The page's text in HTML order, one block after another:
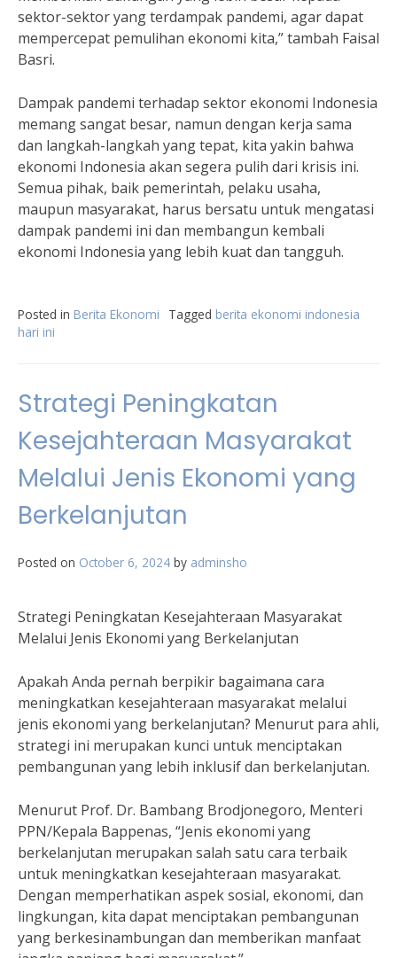
sektor-sektor yang terdampak pandemi, agar dapat
mempercepat pemulihan ekonomi kita,” tambah Faisal
Basri.
Dampak pandemi terhadap sektor ekonomi Indonesia
memang sangat besar, namun dengan kerja sama
dan langkah-langkah yang tepat, kita yakin bahwa
ekonomi Indonesia akan segera pulih dari krisis ini.
Semua pihak, baik pemerintah, pelaku usaha,
maupun masyarakat, harus bersatu untuk mengatasi
dampak pandemi ini dan membangun kembali
ekonomi Indonesia yang lebih kuat dan tangguh.
Posted in Berita Ekonomi Tagged berita ekonomi indonesia
hari ini
Strategi Peningkatan
Kesejahteraan Masyarakat
Melalui Jenis Ekonomi yang
Berkelanjutan
Posted on October 6, 2024 by adminsho
Strategi Peningkatan Kesejahteraan Masyarakat
Melalui Jenis Ekonomi yang Berkelanjutan
Apakah Anda pernah berpikir bagaimana cara
meningkatkan kesejahteraan masyarakat melalui
jenis ekonomi yang berkelanjutan? Menurut para ahli,
strategi ini merupakan kunci untuk menciptakan
pembangunan yang lebih inklusif dan berkelanjutan.
Menurut Prof. Dr. Bambang Brodjonegoro, Menteri
PPN/Kepala Bappenas, “Jenis ekonomi yang
berkelanjutan merupakan salah satu cara terbaik
untuk meningkatkan kesejahteraan masyarakat.
Dengan memperhatikan aspek sosial, ekonomi, dan
lingkungan, kita dapat menciptakan pembangunan
yang berkesinambungan dan memberikan manfaat